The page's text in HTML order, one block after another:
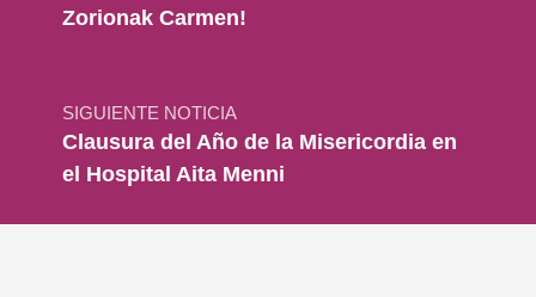
Zorionak Carmen!
SIGUIENTE NOTICIA
Clausura del Año de la Misericordia en
el Hospital Aita Menni